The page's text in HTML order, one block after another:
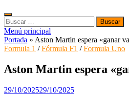
Buscar:
Menú principal
Portada » Aston Martin espera «ganar
Formula 1 /Fórmula F1 /Formula Uno
Aston Martin espera
29/10/202529/10/2025